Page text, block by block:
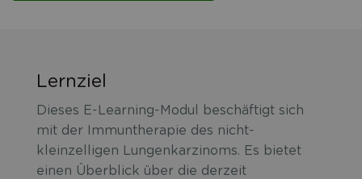
Lernziel
Dieses E-Learning-Modul beschäftigt sich
mit der Immuntherapie des nicht-
kleinzelligen Lungenkarzinoms. Es bietet
einen Überblick über die derzeit